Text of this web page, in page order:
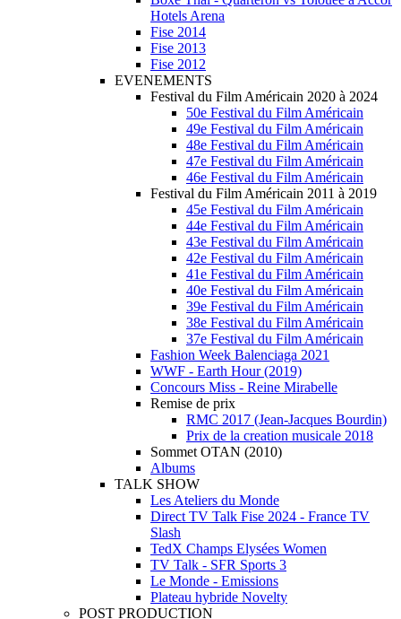
Hotels Arena
Fise 2014
Fise 2013
Fise 2012
EVENEMENTS
Festival du Film Américain 2020 à 2024
50e Festival du Film Américain
49e Festival du Film Américain
48e Festival du Film Américain
47e Festival du Film Américain
46e Festival du Film Américain
Festival du Film Américain 2011 à 2019
45e Festival du Film Américain
44e Festival du Film Américain
43e Festival du Film Américain
42e Festival du Film Américain
41e Festival du Film Américain
40e Festival du Film Américain
39e Festival du Film Américain
38e Festival du Film Américain
37e Festival du Film Américain
Fashion Week Balenciaga 2021
WWF - Earth Hour (2019)
Concours Miss - Reine Mirabelle
Remise de prix
RMC 2017 (Jean-Jacques Bourdin)
Prix de la creation musicale 2018
Sommet OTAN (2010)
Albums
TALK SHOW
Les Ateliers du Monde
Direct TV Talk Fise 2024 - France TV
Slash
TedX Champs Elysées Women
TV Talk - SFR Sports 3
Le Monde - Emissions
Plateau hybride Novelty
POST PRODUCTION